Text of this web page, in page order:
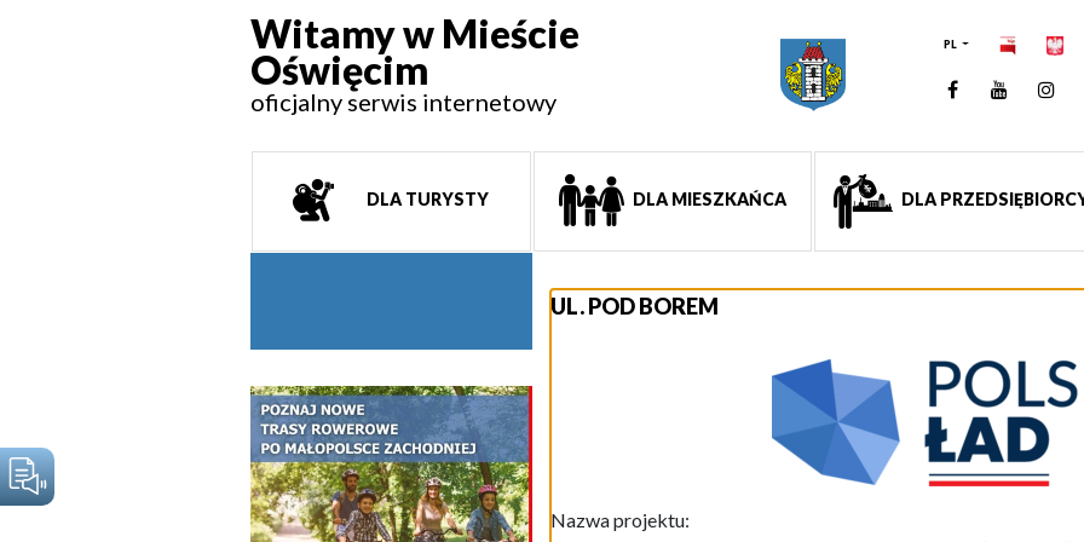
Witamy w Mieście
Oświęcim
oficjalny serwis internetowy
PL
Facebook
DLA TURYSTY DLA MIESZKAŃCA DLA
UL. POD BOREM
Nazwa projektu: